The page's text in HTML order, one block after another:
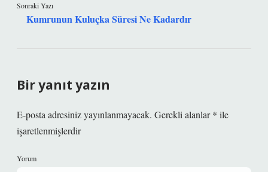
Sonraki Yazı
Kumrunun Kuluçka Süresi Ne Kadardır
Bir yanıt yazın
E-posta adresiniz yayınlanmayacak. Gerekli alanlar* ile
işaretlenmişlerdir
Yorum